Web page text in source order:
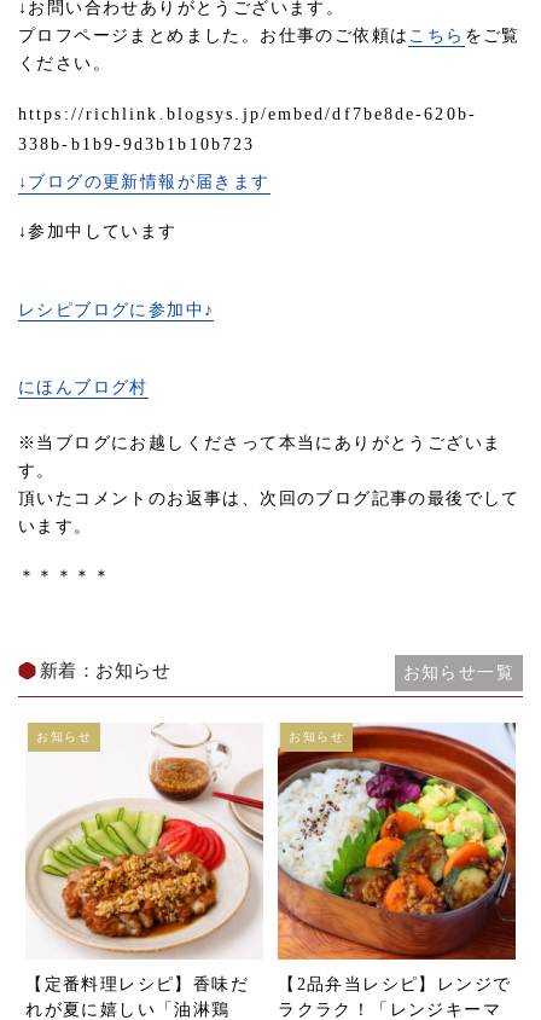
↓お問い合わせありがとうございます。
プロフページまとめました。お仕事のご依頼は こちら をご覧
ください。
https://richlink.blogsys.jp/embed/df7be8de-620b-
338b-b1b9-9d3b1b10b723
↓ブログの更新情報が届きます
↓参加中しています
レシピブログに参加中♪
にほんブログ村
※当ブログにお越しくださって本当にありがとうございま
す。
頂いたコメントのお返事は、次回のブログ記事の最後でして
います。
＊＊＊＊＊
新着：お知らせ お知らせ一覧
【定番料理レシピ】香味だ
れが夏に嬉しい「油淋鶏
お知らせ
【2品弁当レシピ】レンジで
ラクラク！「レンジキーマ
お知らせ